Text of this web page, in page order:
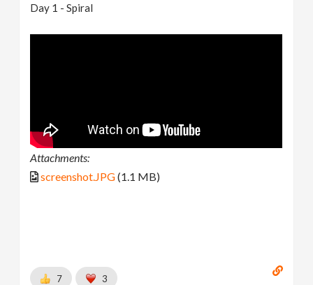
Day 1 - Spiral
Attachments:
screenshot.JPG(1.1 MB)
7 3